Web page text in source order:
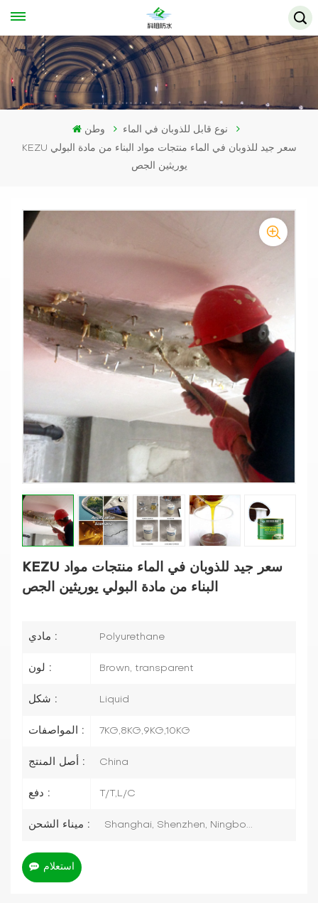
وطن
نوع قابل للذوبان في الماء
KEZU سعر جيد للذوبان في الماء منتجات مواد البناء من مادة البولي
يوريثين الجص
KEZU سعر جيد للذوبان في الماء منتجات مواد
البناء من مادة البولي يوريثين الجص
مادي : Polyurethane
لون : Brown, transparent
شكل : Liquid
المواصفات : 7KG,8KG,9KG,10KG
أصل المنتج : China
دفع : T/T,L/C
ميناء الشحن : Shanghai, Shenzhen, Ningbo...
استعلام